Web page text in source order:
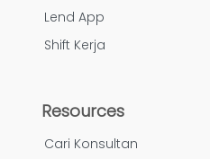
Lend App
Shift Kerja
Resources
Cari Konsultan